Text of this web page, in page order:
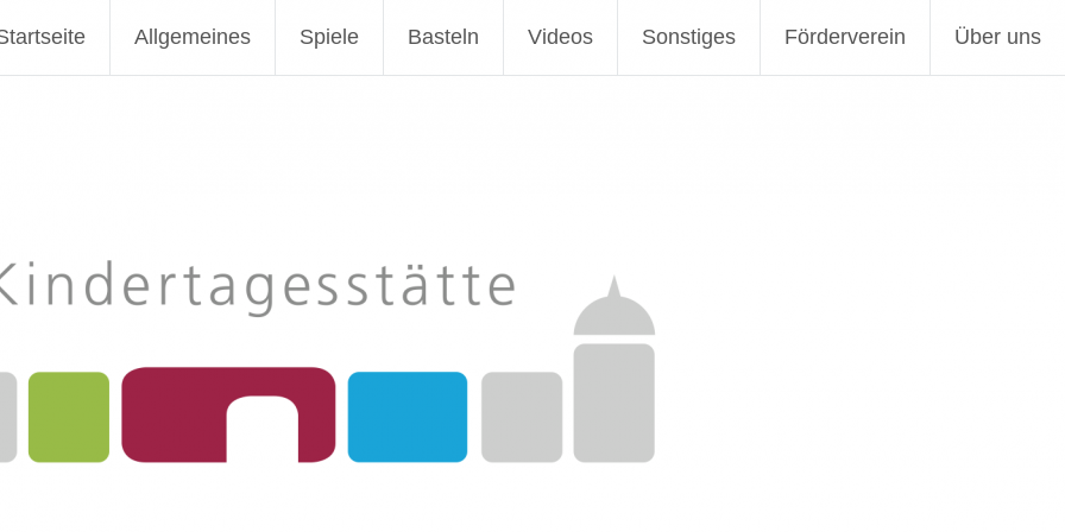
Mauer Nördlingen
Allgemeines Spiele Basteln Videos Sonstiges Förderverein Über uns